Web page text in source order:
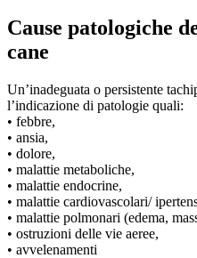
Cause patologiche
cane
Un’inadeguata o persistente
l’indicazione di patologie quali:
• febbre,
• ansia,
• dolore,
• malattie metaboliche,
• malattie endocrine,
• malattie cardiovascolari/
• malattie polmonari (edema,
• ostruzioni delle vie aeree,
• avvelenamenti